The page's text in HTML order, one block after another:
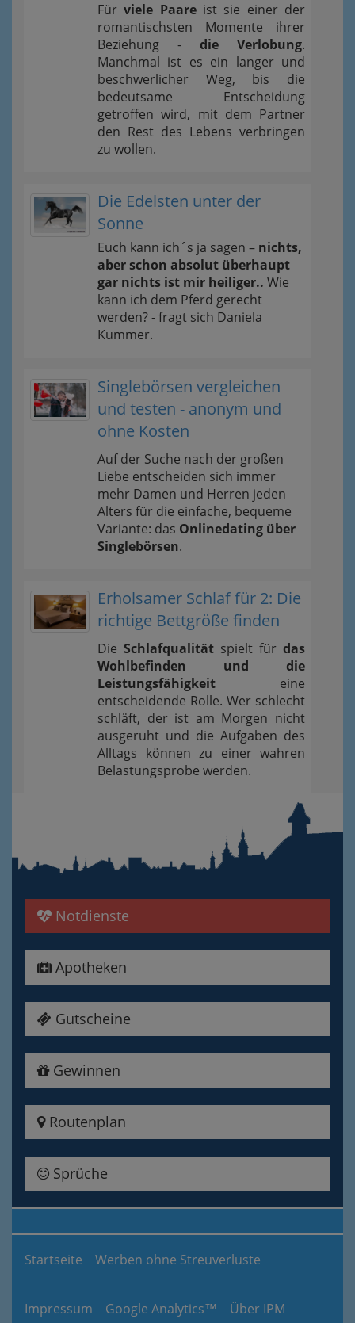
Fürviele Paareist sie einer der
romantischsten Momente ihrer
Beziehung - die Verlobung.
Manchmal ist es ein langer und
beschwerlicher Weg, bis die
bedeutsame Entscheidung
getroffen wird, mit dem Partner
den Rest des Lebens verbringen
zu wollen.
Die Edelsten unter der
Sonne
Euch kann ich´s ja sagen – nichts,
aber schon absolut überhaupt
gar nichts ist mir heiliger.. Wie
kann ich dem Pferd gerecht
werden? - fragt sich Daniela
Kummer.
Singlebörsen vergleichen
und testen - anonym und
ohne Kosten
Auf der Suche nach der großen
Liebe entscheiden sich immer
mehr Damen und Herren jeden
Alters für die einfache, bequeme
Variante: das Onlinedating über
Singlebörsen.
Erholsamer Schlaf für 2: Die
richtige Bettgröße finden
Die Schlafqualität spielt für das
Wohlbefinden und die
Leistungsfähigkeit eine
entscheidende Rolle. Wer schlecht
schläft, der ist am Morgen nicht
ausgeruht und die Aufgaben des
Alltags können zu einer wahren
Belastungsprobe werden.
Notdienste
Apotheken
Gutscheine
Gewinnen
Routenplan
Sprüche
Startseite Werben ohne Streuverluste
Impressum Google Analytics™ Über IPM